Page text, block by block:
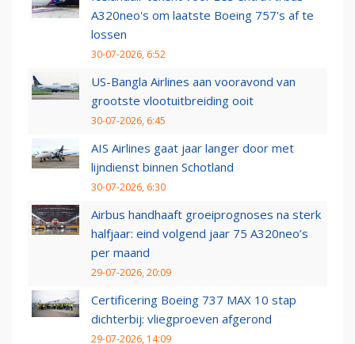
A320neo's om laatste Boeing 757's af te
lossen
30-07-2026, 6:52
US-Bangla Airlines aan vooravond van
grootste vlootuitbreiding ooit
30-07-2026, 6:45
AIS Airlines gaat jaar langer door met
lijndienst binnen Schotland
30-07-2026, 6:30
Airbus handhaaft groeiprognoses na sterk
halfjaar: eind volgend jaar 75 A320neo’s
per maand
29-07-2026, 20:09
Certificering Boeing 737 MAX 10 stap
dichterbij: vliegproeven afgerond
29-07-2026, 14:09